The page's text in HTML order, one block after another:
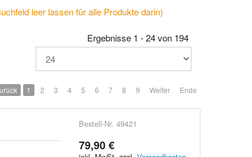
leer lassen für alle Produkte darin)
Ergebnisse 1 - 24 von 194
1 2 3 4 5 6 7 8 9 Weiter Ende
Bestell-Nr. 49421
79,90 €